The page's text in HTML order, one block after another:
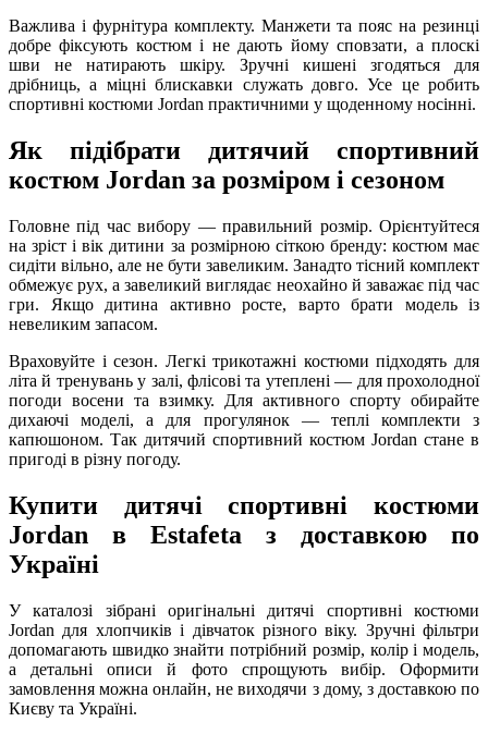
Важлива і фурнітура комплекту. Манжети та пояс на резинці
добре фіксують костюм і не дають йому сповзати, а плоскі
шви не натирають шкіру. Зручні кишені згодяться для
дрібниць, а міцні блискавки служать довго. Усе це робить
спортивні костюми Jordan практичними у щоденному носінні.
Як підібрати дитячий спортивний
костюм Jordan за розміром і сезоном
Головне під час вибору — правильний розмір. Орієнтуйтеся
на зріст і вік дитини за розмірною сіткою бренду: костюм має
сидіти вільно, але не бути завеликим. Занадто тісний комплект
обмежує рух, а завеликий виглядає неохайно й заважає під час
гри. Якщо дитина активно росте, варто брати модель із
невеликим запасом.
Враховуйте і сезон. Легкі трикотажні костюми підходять для
літа й тренувань у залі, флісові та утеплені — для прохолодної
погоди восени та взимку. Для активного спорту обирайте
дихаючі моделі, а для прогулянок — теплі комплекти з
капюшоном. Так дитячий спортивний костюм Jordan стане в
пригоді в різну погоду.
Купити дитячі спортивні костюми
Jordan в Estafeta з доставкою по
Україні
У каталозі зібрані оригінальні дитячі спортивні костюми
Jordan для хлопчиків і дівчаток різного віку. Зручні фільтри
допомагають швидко знайти потрібний розмір, колір і модель,
а детальні описи й фото спрощують вибір. Оформити
замовлення можна онлайн, не виходячи з дому, з доставкою по
Києву та Україні.